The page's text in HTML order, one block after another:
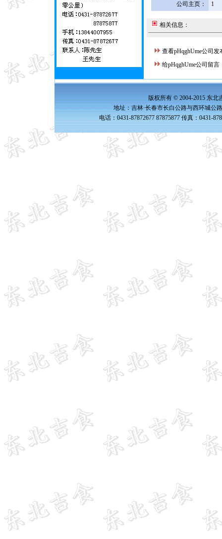
公司主页：
1
相关信息：
查看pHqghUme公司发
给pHqghUme公司留言
版权所有 © 2004-2015 东北
地址：吉林·长春市长白公路与西环城公
电话：0431-87872677 87875877 传真：0431-